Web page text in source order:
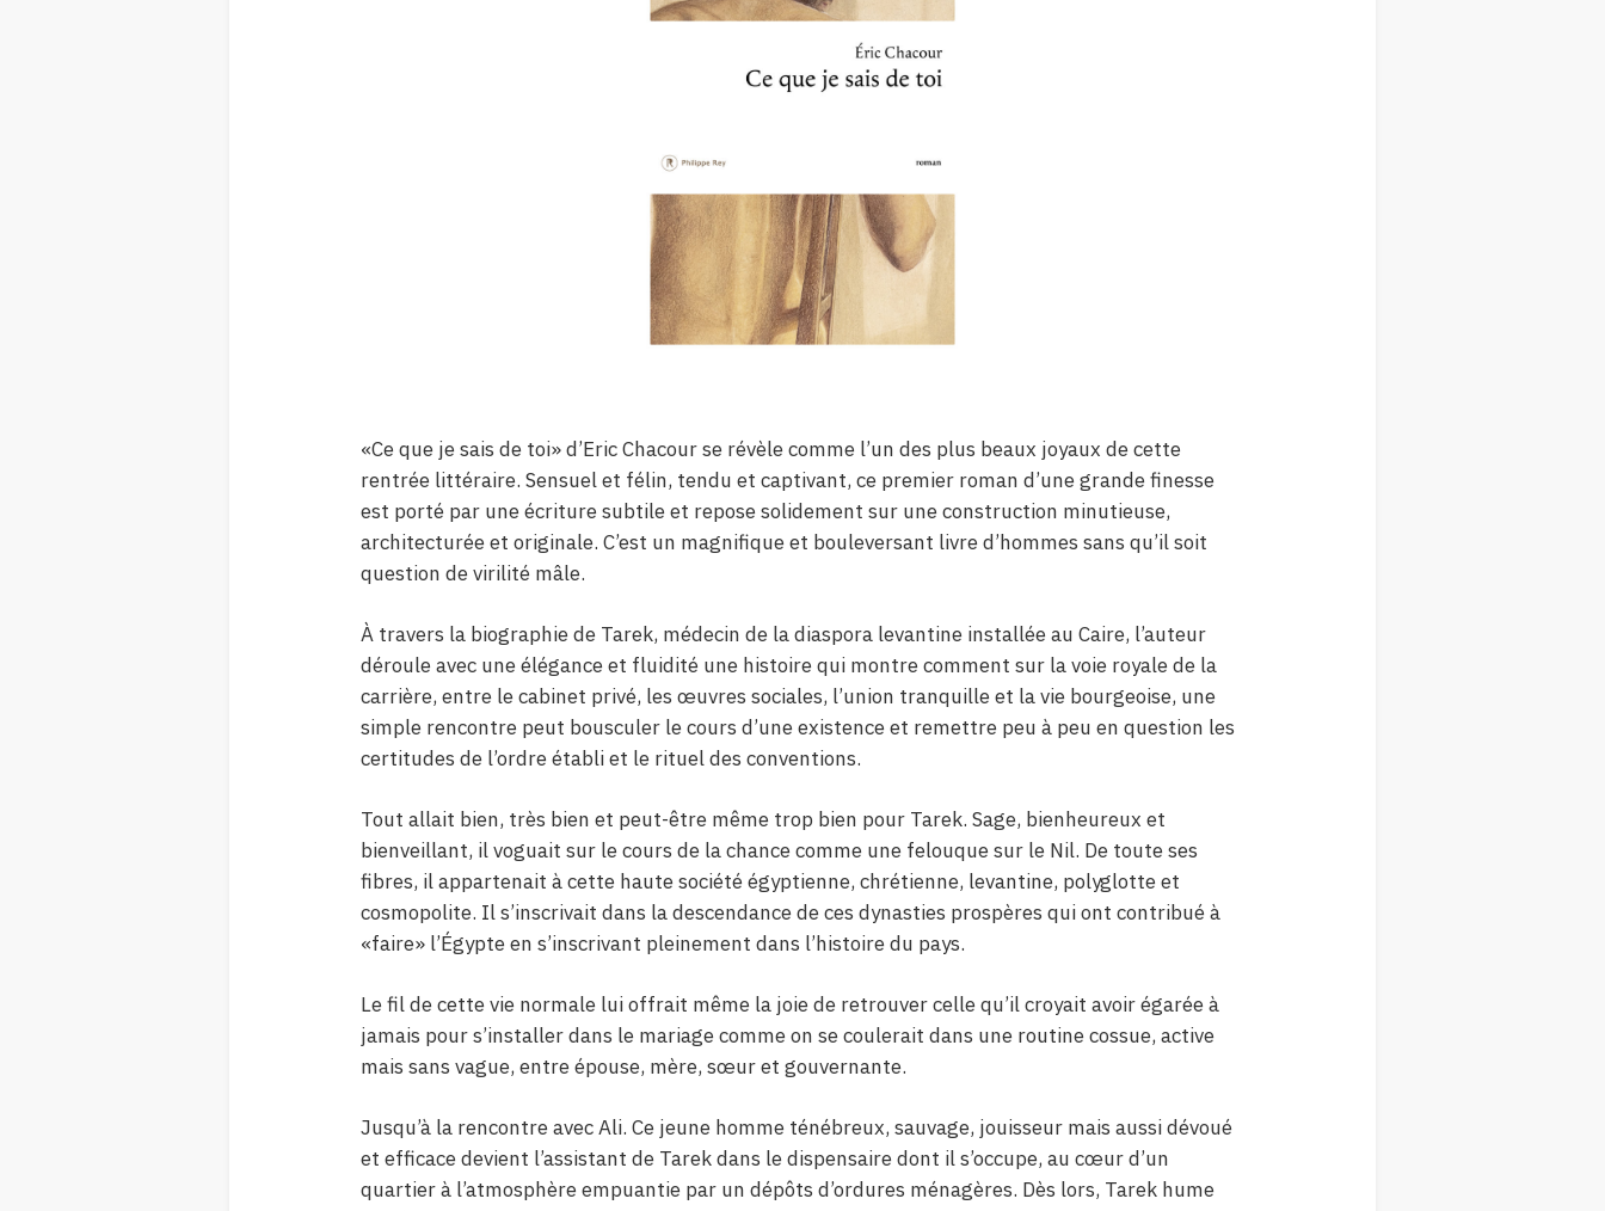
«Ce que je sais de toi» d’Eric Chacour se révèle comme l’un des plus beaux joyaux de cette
rentrée littéraire. Sensuel et félin, tendu et captivant, ce premier roman d’une grande finesse
est porté par une écriture subtile et repose solidement sur une construction minutieuse,
architecturée et originale. C’est un magnifique et bouleversant livre d’hommes sans qu’il soit
question de virilité mâle.
À travers la biographie de Tarek, médecin de la diaspora levantine installée au Caire, l’auteur
déroule avec une élégance et fluidité une histoire qui montre comment sur la voie royale de la
carrière, entre le cabinet privé, les œuvres sociales, l’union tranquille et la vie bourgeoise, une
simple rencontre peut bousculer le cours d’une existence et remettre peu à peu en question les
certitudes de l’ordre établi et le rituel des conventions.
Tout allait bien, très bien et peut-être même trop bien pour Tarek. Sage, bienheureux et
bienveillant, il voguait sur le cours de la chance comme une felouque sur le Nil. De toute ses
fibres, il appartenait à cette haute société égyptienne, chrétienne, levantine, polyglotte et
cosmopolite. Il s’inscrivait dans la descendance de ces dynasties prospères qui ont contribué à
«faire» l’Égypte en s’inscrivant pleinement dans l’histoire du pays.
Le fil de cette vie normale lui offrait même la joie de retrouver celle qu’il croyait avoir égarée à
jamais pour s’installer dans le mariage comme on se coulerait dans une routine cossue, active
mais sans vague, entre épouse, mère, sœur et gouvernante.
Jusqu’à la rencontre avec Ali. Ce jeune homme ténébreux, sauvage, jouisseur mais aussi dévoué
et efficace devient l’assistant de Tarek dans le dispensaire dont il s’occupe, au cœur d’un
quartier à l’atmosphère empuantie par un dépôts d’ordures ménagères. Dès lors, Tarek hume